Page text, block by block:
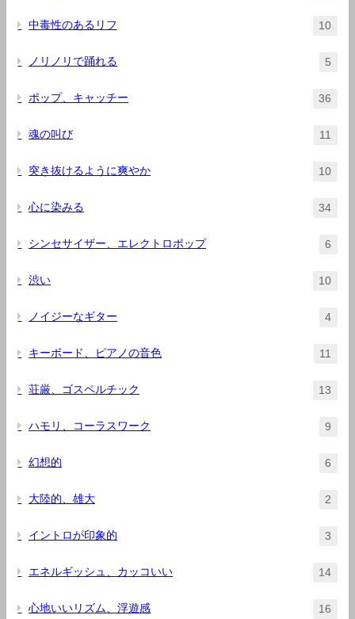
中毒性のあるリフ 10
ノリノリで踊れる 5
ポップ、キャッチー 36
魂の叫び 11
突き抜けるように爽やか 10
心に染みる 34
シンセサイザー、エレクトロポップ 6
渋い 10
ノイジーなギター 4
キーボード、ピアノの音色 11
荘厳、ゴスペルチック 13
ハモリ、コーラスワーク 9
幻想的 6
大陸的、雄大 2
イントロが印象的 3
エネルギッシュ、カッコいい 14
心地いいリズム、浮遊感 16